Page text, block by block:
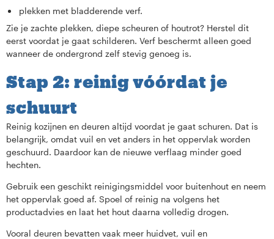
plekken met bladderende verf.
Zie je zachte plekken, diepe scheuren of houtrot? Herstel dit
eerst voordat je gaat schilderen. Verf beschermt alleen goed
wanneer de ondergrond zelf stevig genoeg is.
Stap 2: reinig vóórdat je
schuurt
Reinig kozijnen en deuren altijd voordat je gaat schuren. Dat is
belangrijk, omdat vuil en vet anders in het oppervlak worden
geschuurd. Daardoor kan de nieuwe verflaag minder goed
hechten.
Gebruik een geschikt reinigingsmiddel voor buitenhout en neem
het oppervlak goed af. Spoel of reinig na volgens het
productadvies en laat het hout daarna volledig drogen.
Vooral deuren bevatten vaak meer huidvet, vuil en